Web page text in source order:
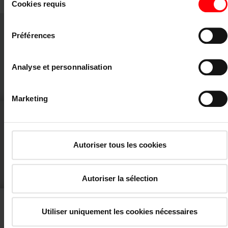
Mentions légales|
duCookies requis
Préférences
Analyse et personnalisation
Marketing
Autoriser tous les cookies
Autoriser la sélection
Utiliser uniquement les cookies nécessaires
Position de nettoyage
add_circleDétails
Enclencher la fenêtre – WDF R8